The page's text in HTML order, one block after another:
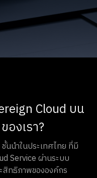
Cloud บน
องเรา?
นนำในประเทศไทย ที่มี
Service ผ่านระบบ
สิทธิภาพขององค์กร